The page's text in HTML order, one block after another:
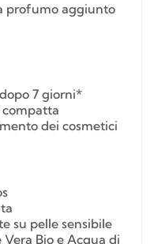
profumo aggiunto
7 giorni*
compatta
dei cosmetici
su pelle sensibile
Bio e Acqua di